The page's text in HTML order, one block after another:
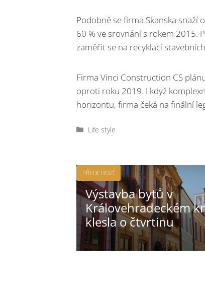
Podobně se firma Skanska
60 % ve srovnání s rokem 2015.
zaměřit se na recyklaci
Firma Vinci Construction CS
oproti roku 2019. I když
horizontu, firma čeká na finální
Rubriky
Life style
PŘEDCHOZÍ
Výstavba bytů v
Královehradeckém
klesla o čtvrtinu